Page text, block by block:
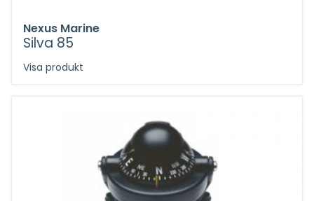
Nexus Marine
Silva 85
Visa produkt